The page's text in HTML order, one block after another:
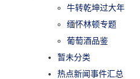
牛转乾坤过大年
缅怀林顿专题
葡萄酒品鉴
暂未分类
热点新闻事件汇总